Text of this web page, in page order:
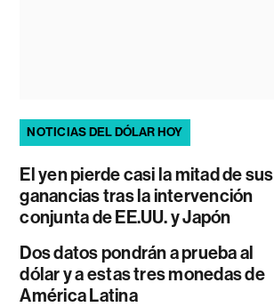
NOTICIAS DEL DÓLAR HOY
El yen pierde casi la mitad de sus
ganancias tras la intervención
conjunta de EE.UU. y Japón
Dos datos pondrán a prueba al
dólar y a estas tres monedas de
América Latina